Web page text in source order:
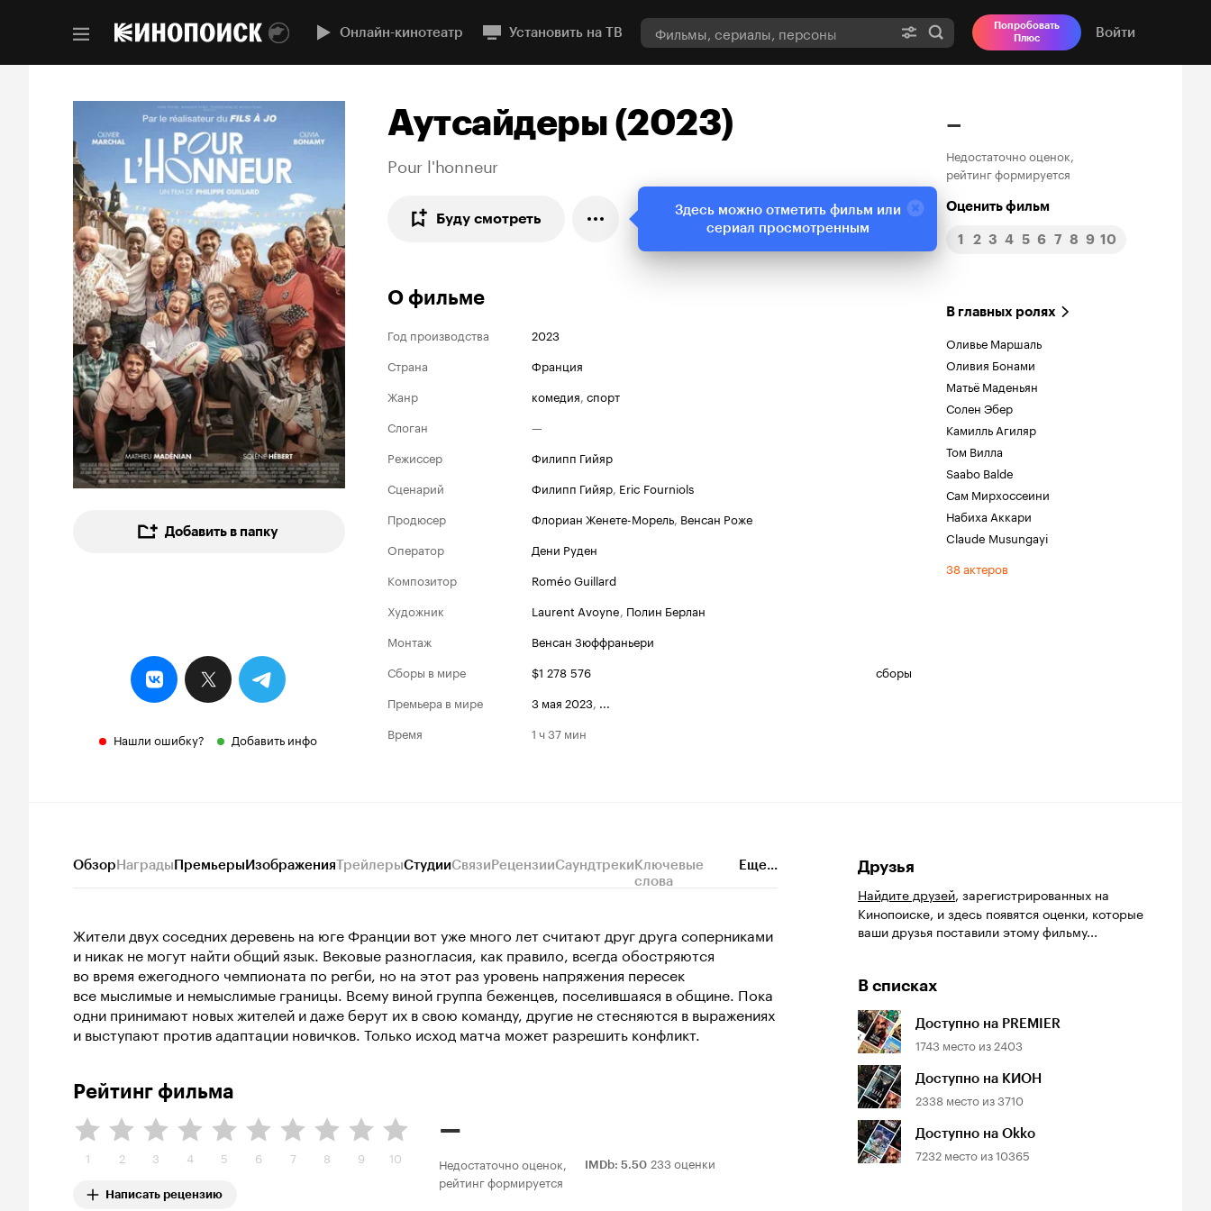
Онлайн-кинотеатр Установить на ТВ
Попробовать
Плюс
Войти
Добавить в папку
Нашли ошибку? Добавить инфо
Аутсайдеры (2023)
Pour l'honneur
Буду смотреть
–
Недостаточно оценок,
рейтинг формируется
Оценить фильм
1 2 3 4 5 6 7 8 9 10
О фильме
Год производства
2023
Страна
Франция
Жанр
комедия, спорт
Слоган
—
Режиссер
Филипп Гийяр
Сценарий
Филипп Гийяр, Eric Fourniols
Продюсер
Флориан Женете-Морель, Венсан Роже
Оператор
Дени Руден
Композитор
Roméo Guillard
Художник
Laurent Avoyne, Полин Берлан
Монтаж
Венсан Зюффраньери
Сборы в мире
$1 278 576
сборы
Премьера в мире
3 мая 2023, ...
Время
1 ч 37 мин
В главных ролях
Оливье Маршаль
Оливия Бонами
Матьё Маденьян
Солен Эбер
Камилль Агиляр
Том Вилла
Saabo Balde
Сам Мирхоссеини
Набиха Аккари
Claude Musungayi
38 актеров
ОбзорНаградыПремьерыИзображенияТрейлерыСтудииСвязиРецензииСаундтрекиКлючевые
слова
Еще...
Жители двух соседних деревень на юге Франции вот уже много лет считают друг друга соперниками
и никак не могут найти общий язык. Вековые разногласия, как правило, всегда обостряются
во время ежегодного чемпионата по регби, но на этот раз уровень напряжения пересек
все мыслимые и немыслимые границы. Всему виной группа беженцев, поселившаяся в общине. Пока
одни принимают новых жителей и даже берут их в свою команду, другие не стесняются в выражениях
и выступают против адаптации новичков. Только исход матча может разрешить конфликт.
Рейтинг фильма
1 2 3 4 5 6 7 8 9 10
Написать рецензию
–
Недостаточно оценок,
рейтинг формируется
IMDb: 5.50 233 оценки
Друзья
Найдите друзей, зарегистрированных на
Кинопоиске, и здесь появятся оценки, которые
ваши друзья поставили этому фильму...
В списках
Доступно на PREMIER
1743 место из2403
Доступно на КИОН
2338 место из3710
Доступно на Okko
7232 место из10365
Здесь можно отметить фильм или
сериал просмотренным